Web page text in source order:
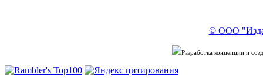
© ООО
Разработка концепции и